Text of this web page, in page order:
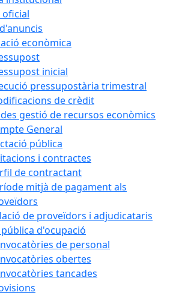
econòmica
inicial
pressupostària trimestral
de crèdit
gestió de recursos econòmics
General
pública
i contractes
de contractant
mitjà de pagament als
de proveïdors i adjudicataris
d'ocupació
de personal
obertes
tancades